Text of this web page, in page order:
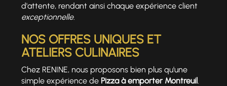
d'attente, rendant ainsi chaque expérience client
exceptionnelle.
NOS OFFRES UNIQUES ET
ATELIERS CULINAIRES
Chez RENINE, nous proposons bien plus qu'une
simple expérience de Pizza à emporter Montreuil.